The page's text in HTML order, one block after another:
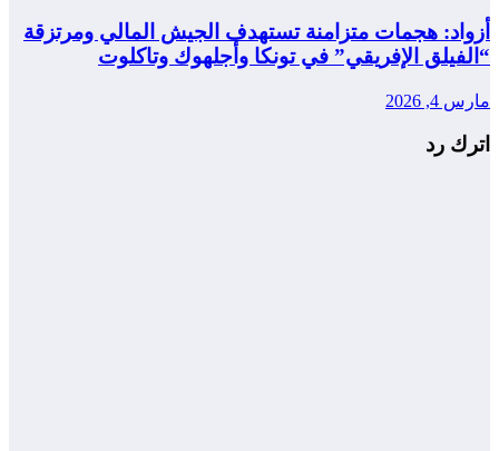
أزواد: هجمات متزامنة تستهدف الجيش المالي ومرتزقة
“الفيلق الإفريقي” في تونكا وأجلهوك وتاكلوت
مارس 4, 2026
اترك رد